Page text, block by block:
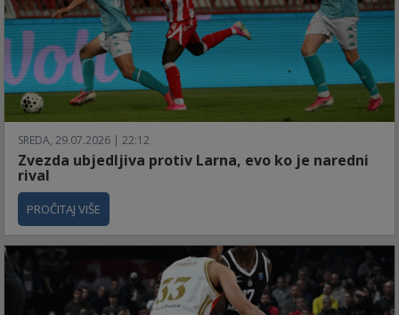
SREDA, 29.07.2026 | 22:12
Zvezda ubjedljiva protiv Larna, evo ko je naredni
rival
PROČITAJ VIŠE